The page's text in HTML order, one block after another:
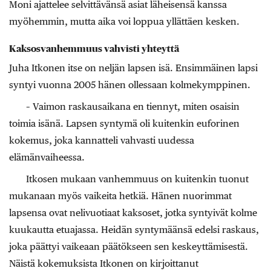
Moni ajattelee selvittävänsä asiat läheisensä kanssa
myöhemmin, mutta aika voi loppua yllättäen kesken.
Kaksosvanhemmuus vahvisti yhteyttä
Juha Itkonen itse on neljän lapsen isä. Ensimmäinen lapsi
syntyi vuonna 2005 hänen ollessaan kolmekymppinen.
– Vaimon raskausaikana en tiennyt, miten osaisin
toimia isänä. Lapsen syntymä oli kuitenkin euforinen
kokemus, joka kannatteli vahvasti uudessa
elämänvaiheessa.
Itkosen mukaan vanhemmuus on kuitenkin tuonut
mukanaan myös vaikeita hetkiä. Hänen nuorimmat
lapsensa ovat nelivuotiaat kaksoset, jotka syntyivät kolme
kuukautta etuajassa. Heidän syntymäänsä edelsi raskaus,
joka päättyi vaikeaan päätökseen sen keskeyttämisestä.
Näistä kokemuksista Itkonen on kirjoittanut